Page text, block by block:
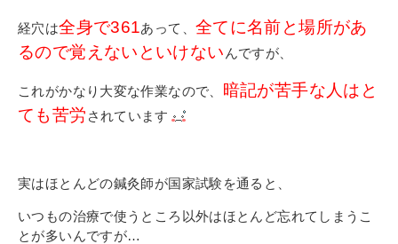
経穴は全身で361あって、 全てに名前と場所があ
るので覚えないといけない んですが、
これがかなり大変な作業なので、 暗記が苦手な人はと
ても苦労 されています
実はほとんどの鍼灸師が国家試験を通ると、
いつもの治療で使うところ以外はほとんど忘れてしまうこ
とが多いんですが…